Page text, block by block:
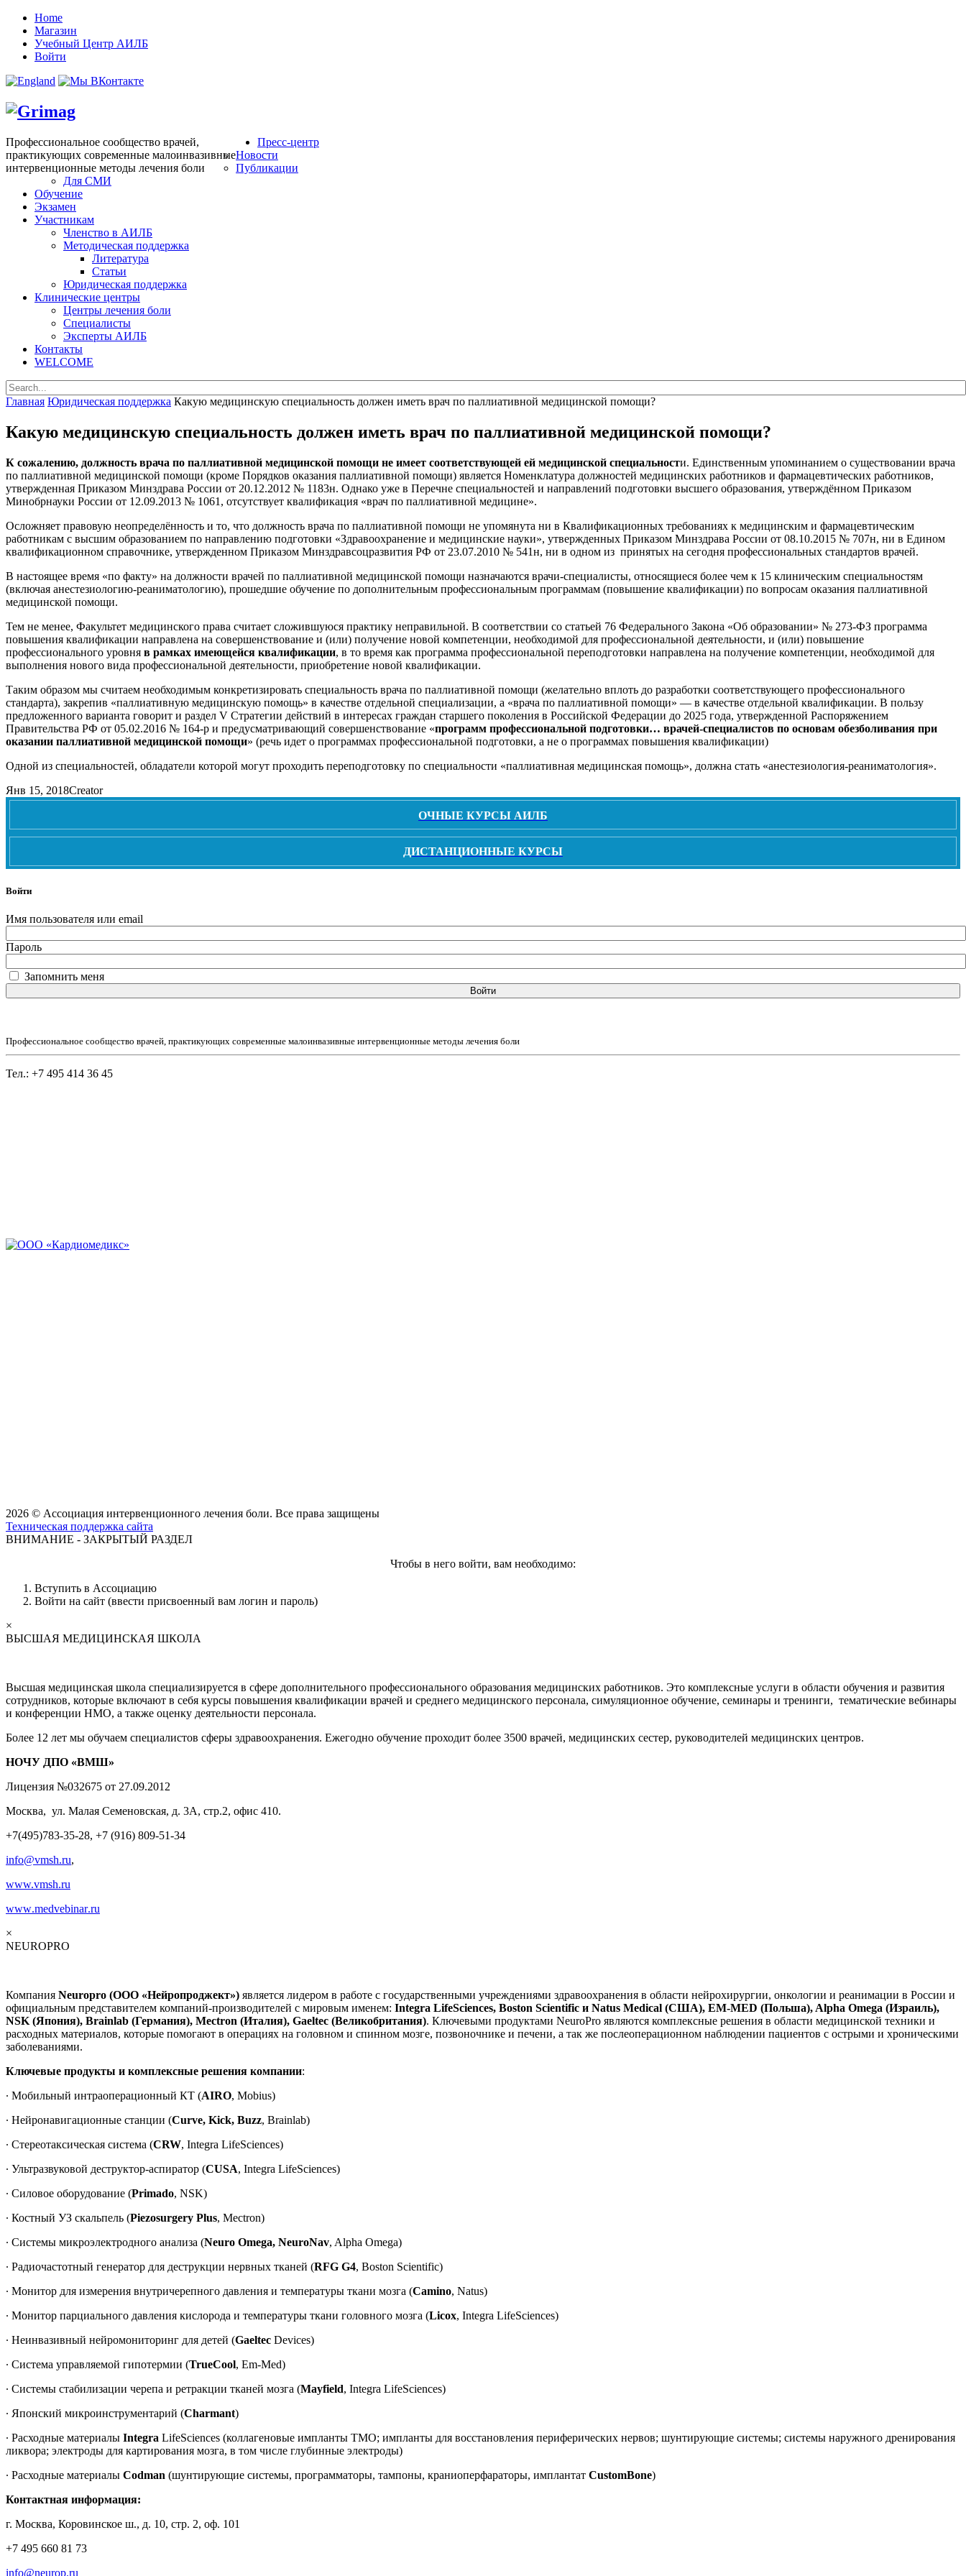
Home
Магазин
Учебный Центр АИЛБ
Войти
Профессиональное сообщество врачей,
практикующих современные малоинвазивные
интервенционные методы лечения боли
Пресс-центр
Новости
Публикации
Для СМИ
Обучение
Экзамен
Участникам
Членство в АИЛБ
Методическая поддержка
Литература
Статьи
Юридическая поддержка
Клинические центры
Центры лечения боли
Специалисты
Эксперты АИЛБ
Контакты
WELCOME
Главная Юридическая поддержка Какую медицинскую специальность должен иметь врач по паллиативной медицинской помощи?
Какую медицинскую специальность должен иметь врач по паллиативной медицинской помощи?
К сожалению, должность врача по паллиативной медицинской помощи не имеет соответствующей ей медицинской специальности. Единственным упоминанием о существовании врача
по паллиативной медицинской помощи (кроме Порядков оказания паллиативной помощи) является Номенклатура должностей медицинских работников и фармацевтических работников,
утвержденная Приказом Минздрава России от 20.12.2012 № 1183н. Однако уже в Перечне специальностей и направлений подготовки высшего образования, утверждённом Приказом
Минобрнауки России от 12.09.2013 № 1061, отсутствует квалификация «врач по паллиативной медицине».
Осложняет правовую неопределённость и то, что должность врача по паллиативной помощи не упомянута ни в Квалификационных требованиях к медицинским и фармацевтическим
работникам с высшим образованием по направлению подготовки «Здравоохранение и медицинские науки», утвержденных Приказом Минздрава России от 08.10.2015 № 707н, ни в Едином
квалификационном справочнике, утвержденном Приказом Минздравсоцразвития РФ от 23.07.2010 № 541н, ни в одном из принятых на сегодня профессиональных стандартов врачей.
В настоящее время «по факту» на должности врачей по паллиативной медицинской помощи назначаются врачи-специалисты, относящиеся более чем к 15 клиническим специальностям
(включая анестезиологию-реаниматологию), прошедшие обучение по дополнительным профессиональным программам (повышение квалификации) по вопросам оказания паллиативной
медицинской помощи.
Тем не менее, Факультет медицинского права считает сложившуюся практику неправильной. В соответствии со статьей 76 Федерального Закона «Об образовании» № 273-ФЗ программа
повышения квалификации направлена на совершенствование и (или) получение новой компетенции, необходимой для профессиональной деятельности, и (или) повышение
профессионального уровня в рамках имеющейся квалификации, в то время как программа профессиональной переподготовки направлена на получение компетенции, необходимой для
выполнения нового вида профессиональной деятельности, приобретение новой квалификации.
Таким образом мы считаем необходимым конкретизировать специальность врача по паллиативной помощи (желательно вплоть до разработки соответствующего профессионального
стандарта), закрепив «паллиативную медицинскую помощь» в качестве отдельной специализации, а «врача по паллиативной помощи» — в качестве отдельной квалификации. В пользу
предложенного варианта говорит и раздел V Стратегии действий в интересах граждан старшего поколения в Российской Федерации до 2025 года, утвержденной Распоряжением
Правительства РФ от 05.02.2016 № 164-р и предусматривающий совершенствование «программ профессиональной подготовки… врачей-специалистов по основам обезболивания при
оказании паллиативной медицинской помощи» (речь идет о программах профессиональной подготовки, а не о программах повышения квалификации)
Одной из специальностей, обладатели которой могут проходить переподготовку по специальности «паллиативная медицинская помощь», должна стать «анестезиология-реаниматология».
Янв 15, 2018Creator
ОЧНЫЕ КУРСЫ АИЛБ
ДИСТАНЦИОННЫЕ КУРСЫ
Войти
Имя пользователя или email
Пароль
Запомнить меня
Войти
Профессиональное сообщество врачей, практикующих современные малоинвазивные интервенционные методы лечения боли
Тел.: +7 495 414 36 45
2026 © Ассоциация интервенционного лечения боли. Все права защищены
Техническая поддержка сайта
ВНИМАНИЕ - ЗАКРЫТЫЙ РАЗДЕЛ
Чтобы в него войти, вам необходимо:
Вступить в Ассоциацию
Войти на сайт (ввести присвоенный вам логин и пароль)
×
ВЫСШАЯ МЕДИЦИНСКАЯ ШКОЛА
Высшая медицинская школа специализируется в сфере дополнительного профессионального образования медицинских работников. Это комплексные услуги в области обучения и развития
сотрудников, которые включают в себя курсы повышения квалификации врачей и среднего медицинского персонала, симуляционное обучение, семинары и тренинги, тематические вебинары
и конференции НМО, а также оценку деятельности персонала.
Более 12 лет мы обучаем специалистов сферы здравоохранения. Ежегодно обучение проходит более 3500 врачей, медицинских сестер, руководителей медицинских центров.
НОЧУ ДПО «ВМШ»
Лицензия №032675 от 27.09.2012
Москва, ул. Малая Семеновская, д. 3А, стр.2, офис 410.
+7(495)783-35-28, +7 (916) 809-51-34
info@vmsh.ru,
www.vmsh.ru
www.medvebinar.ru
×
NEUROPRO
Компания Neuropro (ООО «Нейропроджект») является лидером в работе с государственными учреждениями здравоохранения в области нейрохирургии, онкологии и реанимации в России и
официальным представителем компаний-производителей с мировым именем: Integra LifeSciences, Boston Scientific и Natus Medical (США), EM-MED (Польша), Alpha Omega (Израиль),
NSK (Япония), Brainlab (Германия), Mectron (Италия), Gaeltec (Великобритания). Ключевыми продуктами NeuroPro являются комплексные решения в области медицинской техники и
расходных материалов, которые помогают в операциях на головном и спинном мозге, позвоночнике и печени, а так же послеоперационном наблюдении пациентов с острыми и хроническими
заболеваниями.
Ключевые продукты и комплексные решения компании:
∙ Мобильный интраоперационный КТ (AIRO, Mobius)
∙ Нейронавигационные станции (Curve, Kick, Buzz, Brainlab)
∙ Стереотаксическая система (CRW, Integra LifeSciences)
∙ Ультразвуковой деструктор-аспиратор (CUSA, Integra LifeSciences)
∙ Силовое оборудование (Primado, NSK)
∙ Костный УЗ скальпель (Piezosurgery Plus, Mectron)
∙ Системы микроэлектродного анализа (Neuro Omega, NeuroNav, Alpha Omega)
∙ Радиочастотный генератор для деструкции нервных тканей (RFG G4, Boston Scientific)
∙ Монитор для измерения внутричерепного давления и температуры ткани мозга (Camino, Natus)
∙ Монитор парциального давления кислорода и температуры ткани головного мозга (Licox, Integra LifeSciences)
∙ Неинвазивный нейромониторинг для детей (Gaeltec Devices)
∙ Система управляемой гипотермии (TrueCool, Em-Med)
∙ Системы стабилизации черепа и ретракции тканей мозга (Mayfield, Integra LifeSciences)
∙ Японский микроинструментарий (Charmant)
∙ Расходные материалы Integra LifeSciences (коллагеновые импланты ТМО; импланты для восстановления периферических нервов; шунтирующие системы; системы наружного дренирования
ликвора; электроды для картирования мозга, в том числе глубинные электроды)
∙ Расходные материалы Codman (шунтирующие системы, программаторы, тампоны, краниоперфараторы, имплантат CustomBone)
Контактная информация:
г. Москва, Коровинское ш., д. 10, стр. 2, оф. 101
+7 495 660 81 73
info@neurop.ru